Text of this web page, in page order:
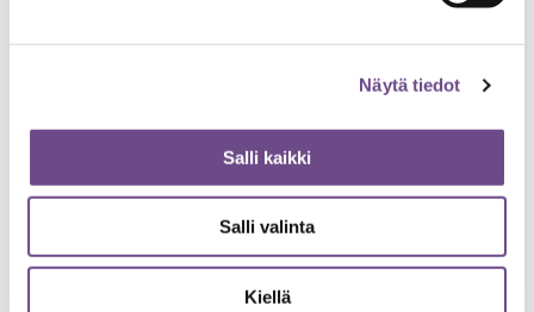
Näytä tiedot
Salli kaikki
Salli valinta
Kiellä
”Ilta on aamua viisaampi”
Etsi ja tunnista oma elämänohjeesi.
TUTUSTU TEHTÄVÄÄN